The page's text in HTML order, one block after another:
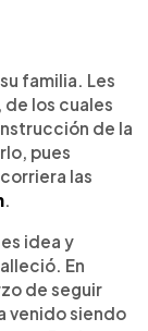
familia. Les
los cuales
de la
pues
las
idea y
En
de seguir
venido siendo